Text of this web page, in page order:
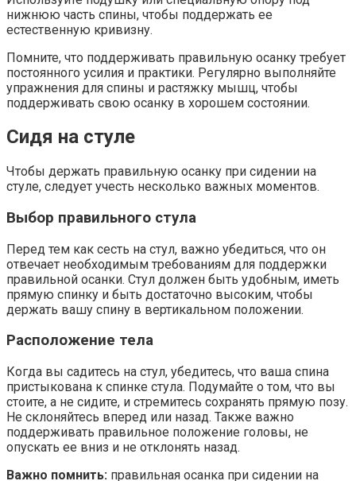
нижнюю часть спины, чтобы поддержать ее
естественную кривизну.
Помните, что поддерживать правильную осанку требует
постоянного усилия и практики. Регулярно выполняйте
упражнения для спины и растяжку мышц, чтобы
поддерживать свою осанку в хорошем состоянии.
Сидя на стуле
Чтобы держать правильную осанку при сидении на
стуле, следует учесть несколько важных моментов.
Выбор правильного стула
Перед тем как сесть на стул, важно убедиться, что он
отвечает необходимым требованиям для поддержки
правильной осанки. Стул должен быть удобным, иметь
прямую спинку и быть достаточно высоким, чтобы
держать вашу спину в вертикальном положении.
Расположение тела
Когда вы садитесь на стул, убедитесь, что ваша спина
пристыкована к спинке стула. Подумайте о том, что вы
стоите, а не сидите, и стремитесь сохранять прямую позу.
Не склоняйтесь вперед или назад. Также важно
поддерживать правильное положение головы, не
опускать ее вниз и не отклонять назад.
Важно помнить: правильная осанка при сидении на